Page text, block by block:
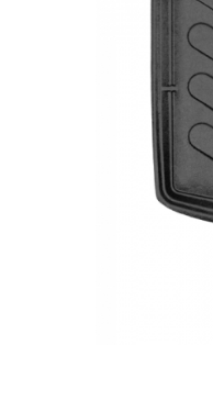
Accesorii spalare si uscare
Spalare si detailing rapid
Decontaminare vopsea